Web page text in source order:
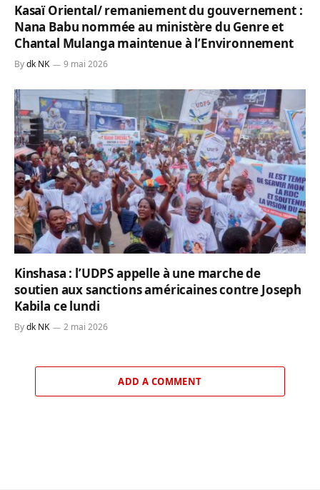
Kasaï Oriental/ remaniement du gouvernement :
Nana Babu nommée au ministère du Genre et
Chantal Mulanga maintenue à l’Environnement
Bydk NK 9 mai 2026
Kinshasa : l’UDPS appelle à une marche de
soutien aux sanctions américaines contre Joseph
Kabila ce lundi
Bydk NK 2 mai 2026
ADD A COMMENT